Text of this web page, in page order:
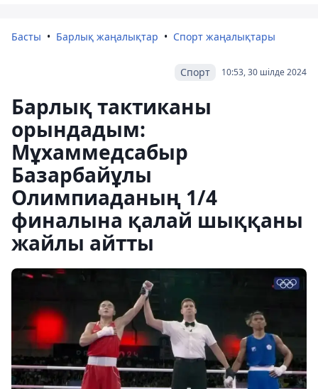
Басты Барлық жаңалықтар Спорт жаңалықтары
10:53, 30 шілде 2024
Спорт
Барлық тактиканы
орындадым:
Мұхаммедсабыр
Базарбайұлы
Олимпиаданың 1/4
финалына қалай шыққаны
жайлы айтты